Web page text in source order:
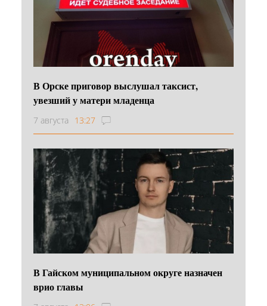
В Орске приговор выслушал таксист,
увезший у матери младенца
7 августа 13:27
В Гайском муниципальном округе назначен
врио главы